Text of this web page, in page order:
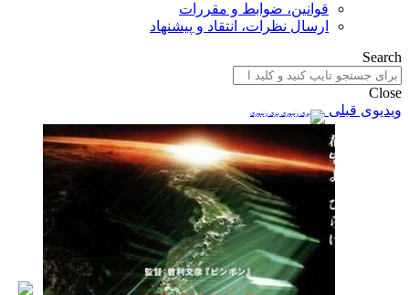
قوانین، ضوابط و مقررات
ارسال نظرات، انتقاد و پیشنهاد
Search
Close
ویدیوی قبلی
بری زنبوری